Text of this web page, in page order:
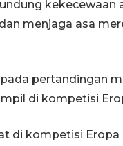
menjaga asa
pertandingan
di kompetisi
di kompetisi